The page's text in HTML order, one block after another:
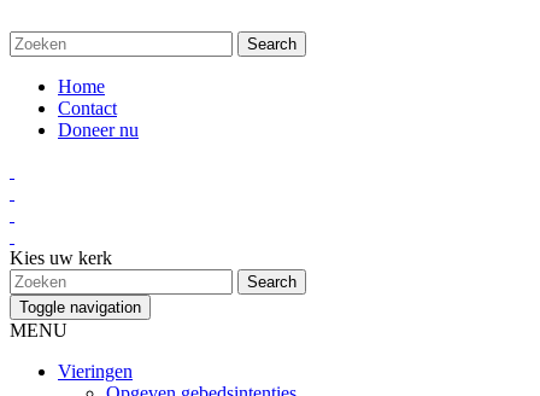
Home
Contact
Doneer nu
Kies uw kerk
Toggle navigation
MENU
Vieringen